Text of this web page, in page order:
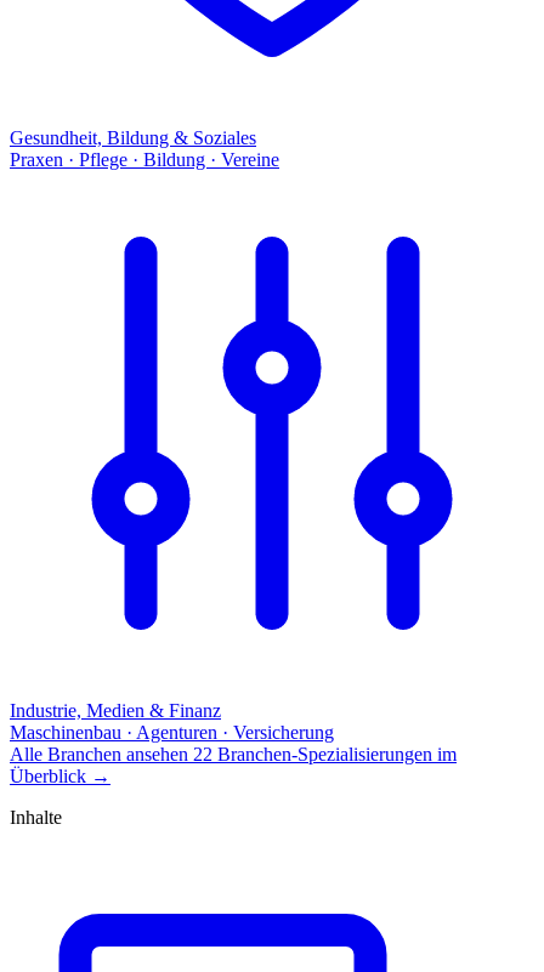
Gesundheit, Bildung & Soziales
Praxen · Pflege · Bildung · Vereine
Industrie, Medien & Finanz
Maschinenbau · Agenturen · Versicherung
Alle Branchen ansehen 22 Branchen-Spezialisierungen im
Überblick →
Inhalte